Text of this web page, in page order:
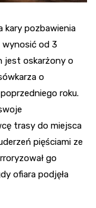
kary pozbawienia
od 3
jest oskarżony o
o
roku.
trasy do miejsca
pięściami ze
go
ofiara podjęła